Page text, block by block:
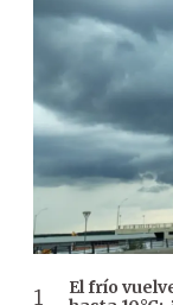
El frío